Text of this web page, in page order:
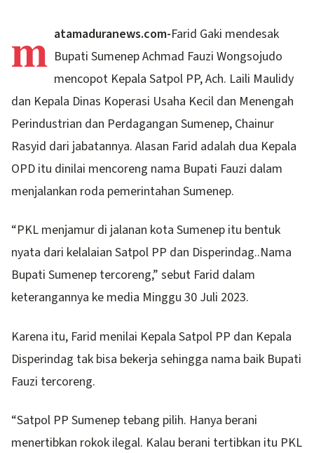
m atamaduranews.com-Farid Gaki mendesak
Bupati Sumenep Achmad Fauzi Wongsojudo
mencopot Kepala Satpol PP, Ach. Laili Maulidy
dan Kepala Dinas Koperasi Usaha Kecil dan Menengah
Perindustrian dan Perdagangan Sumenep, Chainur
Rasyid dari jabatannya. Alasan Farid adalah dua Kepala
OPD itu dinilai mencoreng nama Bupati Fauzi dalam
menjalankan roda pemerintahan Sumenep.
“PKL menjamur di jalanan kota Sumenep itu bentuk
nyata dari kelalaian Satpol PP dan Disperindag..Nama
Bupati Sumenep tercoreng,” sebut Farid dalam
keterangannya ke media Minggu 30 Juli 2023.
Karena itu, Farid menilai Kepala Satpol PP dan Kepala
Disperindag tak bisa bekerja sehingga nama baik Bupati
Fauzi tercoreng.
“Satpol PP Sumenep tebang pilih. Hanya berani
menertibkan rokok ilegal. Kalau berani tertibkan itu PKL